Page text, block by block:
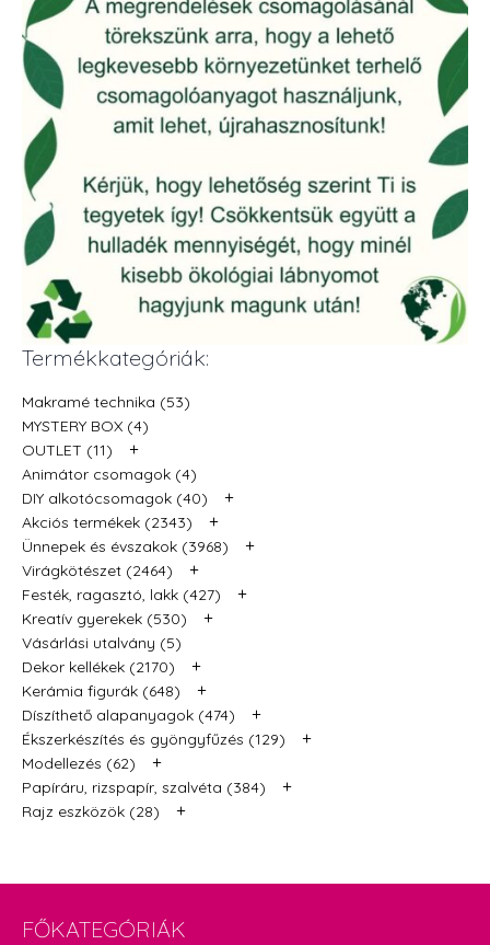
Termékkategóriák:
Makramé technika (53)
MYSTERY BOX (4)
OUTLET (11)
+
Animátor csomagok (4)
DIY alkotócsomagok (40)
+
Akciós termékek (2343) +
Ünnepek és évszakok (3968) +
Virágkötészet (2464) +
Festék, ragasztó, lakk (427) +
Kreatív gyerekek (530) +
Vásárlási utalvány (5)
Dekor kellékek (2170)
+
Kerámia figurák (648) +
Díszíthető alapanyagok (474) +
Ékszerkészítés és gyöngyfűzés (129) +
Modellezés (62) +
Papíráru, rizspapír, szalvéta (384) +
Rajz eszközök (28) +
FŐKATEGÓRIÁK